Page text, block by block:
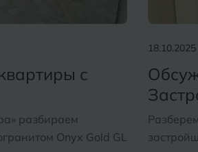
с
разбираем
Onyx Gold GL
18.10.2025